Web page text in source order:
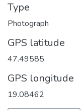
Type
Photograph
GPS latitude
47.49585
GPS longitude
19.08462